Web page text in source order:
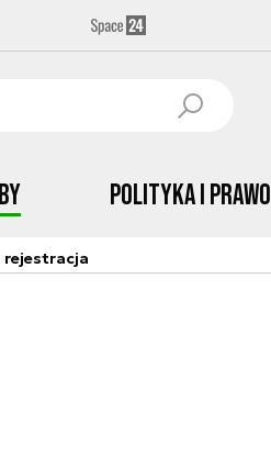
Polityka i prawo
rejestracja